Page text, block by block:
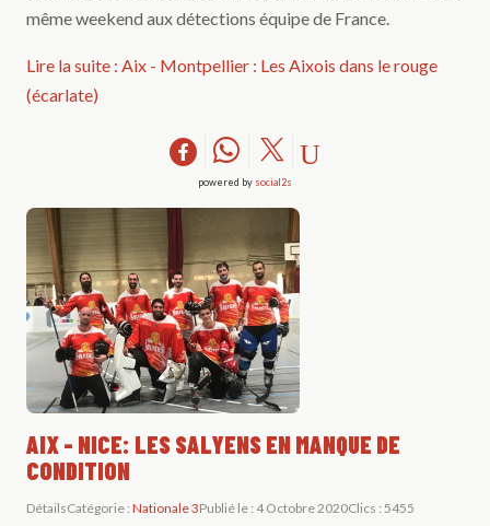
même weekend aux détections équipe de France.
Lire la suite : Aix - Montpellier : Les Aixois dans le rouge
(écarlate)
powered by social2s
AIX - NICE: LES SALYENS EN MANQUE DE
CONDITION
DétailsCatégorie : Nationale 3Publié le : 4 Octobre 2020Clics : 5455